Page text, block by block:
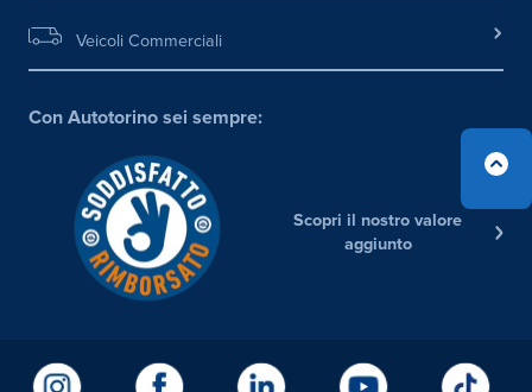
Veicoli Commerciali
Con Autotorino sei sempre:
Scopri il nostro valore
aggiunto